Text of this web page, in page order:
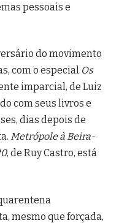
pessoais e
do movimento
com o especial Os
imparcial, de Luiz
com seus livros e
dias depois de
Metrópole à Beira-
, de Ruy Castro, está
mesmo que forçada,